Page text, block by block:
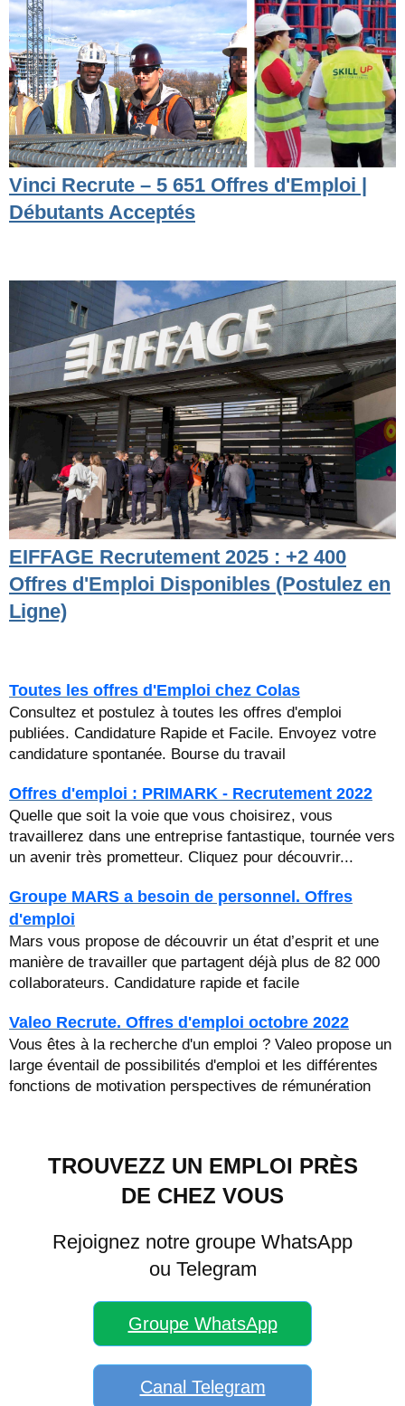
Vinci Recrute – 5 651 Offres d'Emploi |
Débutants Acceptés
EIFFAGE Recrutement 2025 : +2 400
Offres d'Emploi Disponibles (Postulez en
Ligne)
Toutes les offres d'Emploi chez Colas
Consultez et postulez à toutes les offres d'emploi
publiées. Candidature Rapide et Facile. Envoyez votre
candidature spontanée. Bourse du travail
Offres d'emploi : PRIMARK - Recrutement 2022
Quelle que soit la voie que vous choisirez, vous
travaillerez dans une entreprise fantastique, tournée vers
un avenir très prometteur. Cliquez pour découvrir...
Groupe MARS a besoin de personnel. Offres
d'emploi
Mars vous propose de découvrir un état d’esprit et une
manière de travailler que partagent déjà plus de 82 000
collaborateurs. Candidature rapide et facile
Valeo Recrute. Offres d'emploi octobre 2022
Vous êtes à la recherche d'un emploi ? Valeo propose un
large éventail de possibilités d'emploi et les différentes
fonctions de motivation perspectives de rémunération
TROUVEZZ UN EMPLOI PRÈS
DE CHEZ VOUS
Rejoignez notre groupe WhatsApp
ou Telegram
Groupe WhatsApp
Canal Telegram